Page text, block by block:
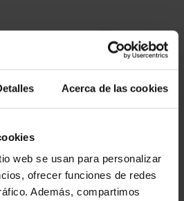
Acerca de las cookies
web se usan para personalizar
ofrecer funciones de redes
Además, compartimos
CIUDADES PATRIMONIO
II - SALAMANCA
73,00 €